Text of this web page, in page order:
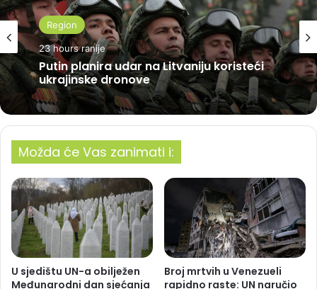
Region
23 hours ranije
Putin planira udar na Litvaniju koristeći
ukrajinske dronove
Možda će Vas zanimati i:
U sjedištu UN-a obilježen
Međunarodni dan sjećanja
Broj mrtvih u Venezueli
rapidno raste: UN naručio